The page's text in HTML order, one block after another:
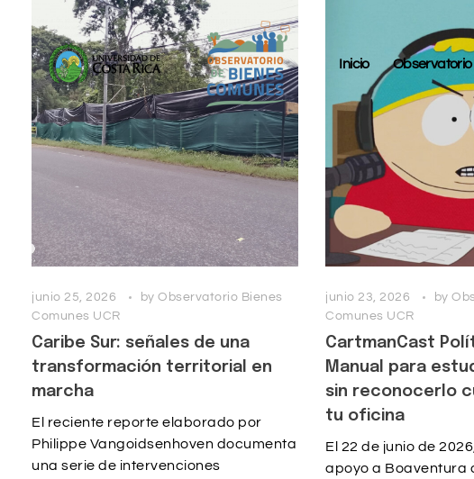
Inicio Observatorio
junio 25, 2026 by Observatorio Bienes
Comunes UCR
Caribe Sur: señales de una
transformación territorial en
marcha
El reciente reporte elaborado por
Philippe Vangoidsenhoven documenta
una serie de intervenciones
junio 23, 2026 by
Comunes UCR
CartmanCast
Manual para
sin reconocerlo
tu oficina
El 22 de junio de
apoyo a Boaventura